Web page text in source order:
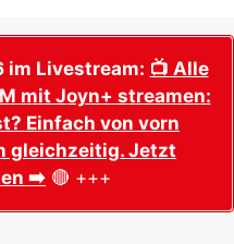
im Livestream: 📺 Alle
mit Joyn+ streamen:
Einfach von vorn
gleichzeitig. Jetzt
➡️ 🔴 +++